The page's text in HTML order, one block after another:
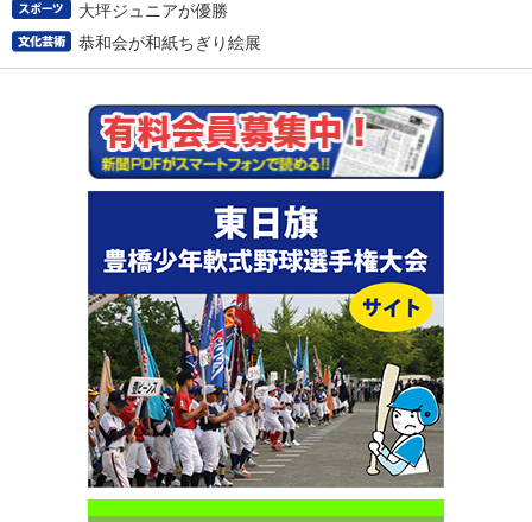
大坪ジュニアが優勝
恭和会が和紙ちぎり絵展